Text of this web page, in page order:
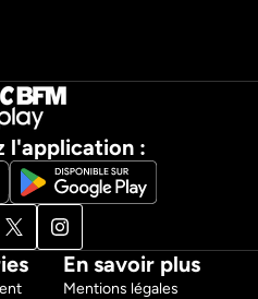
l'application :
En savoir plus
Mentions légales